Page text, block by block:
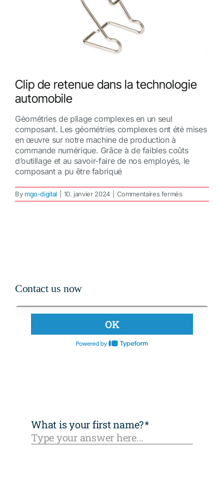
Clip de retenue dans la technologie
automobile
Géométries de pliage complexes en un seul
composant. Les géométries complexes ont été mises
en œuvre sur notre machine de production à
commande numérique. Grâce à de faibles coûts
d’outillage et au savoir-faire de nos employés, le
composant a pu être fabriqué
By mgo-digital 10. janvier 2024 Commentaires ferméssur
Clip
Contact us now